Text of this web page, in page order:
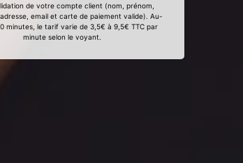
de votre compte client (nom, prénom,
email et carte de paiement valide). Au-
minutes, le tarif varie de 3,5€ à 9,5€ TTC par
minute selon le voyant.